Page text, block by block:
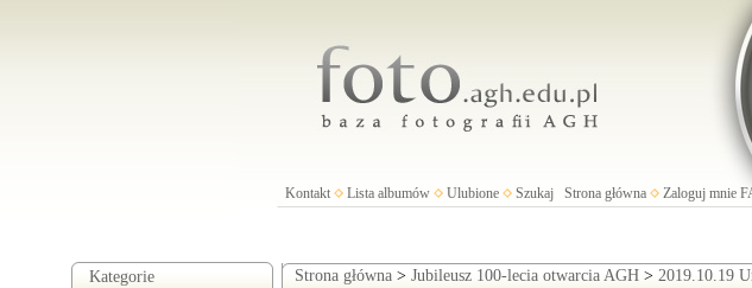
Kontakt Lista albumów Ulubione Szukaj Strona główna Zaloguj mnie
Kategorie Strona główna> Jubileusz 100-lecia otwarcia AGH> 2019.10.19